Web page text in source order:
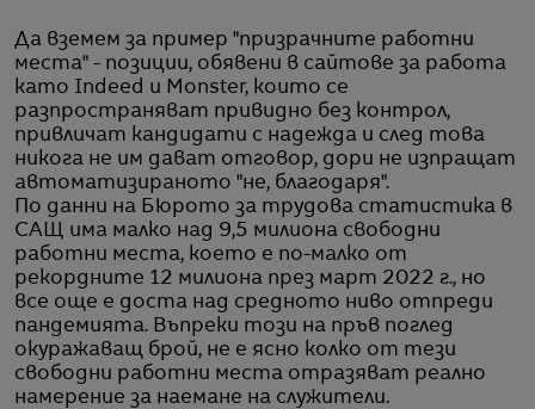
Да вземем за пример "призрачните работни
места" - позиции, обявени в сайтове за работа
като Indeed и Monster, които се
разпространяват привидно без контрол,
привличат кандидати с надежда и след това
никога не им дават отговор, дори не изпращат
автоматизираното "не, благодаря".
По данни на Бюрото за трудова статистика в
САЩ има малко над 9,5 милиона свободни
работни места, което е по-малко от
рекордните 12 милиона през март 2022 г., но
все още е доста над средното ниво отпреди
пандемията. Въпреки този на пръв поглед
окуражаващ брой, не е ясно колко от тези
свободни работни места отразяват реално
намерение за наемане на служители.